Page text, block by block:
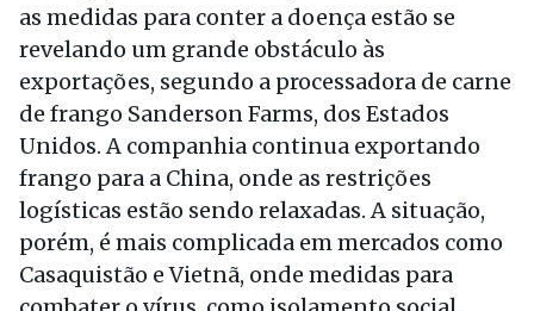
as medidas para conter a doença estão se
revelando um grande obstáculo às
exportações, segundo a processadora de carne
de frango Sanderson Farms, dos Estados
Unidos. A companhia continua exportando
frango para a China, onde as restrições
logísticas estão sendo relaxadas. A situação,
porém, é mais complicada em mercados como
Casaquistão e Vietnã, onde medidas para